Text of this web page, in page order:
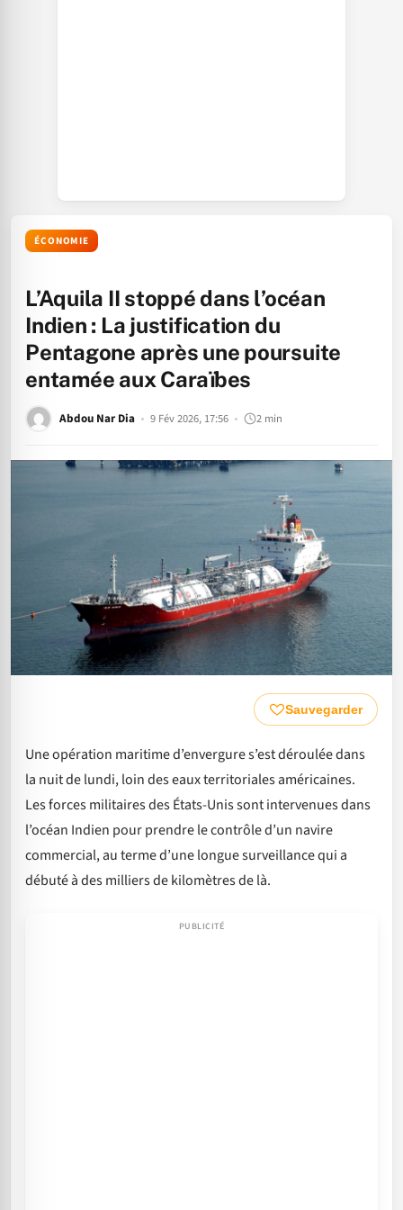
ÉCONOMIE
L’Aquila II stoppé dans l’océan
Indien : La justification du
Pentagone après une poursuite
entamée aux Caraïbes
Abdou Nar Dia 9 Fév 2026, 17:56 2 min
Sauvegarder
Une opération maritime d’envergure s’est déroulée dans
la nuit de lundi, loin des eaux territoriales américaines.
Les forces militaires des États-Unis sont intervenues dans
l’océan Indien pour prendre le contrôle d’un navire
commercial, au terme d’une longue surveillance qui a
débuté à des milliers de kilomètres de là.